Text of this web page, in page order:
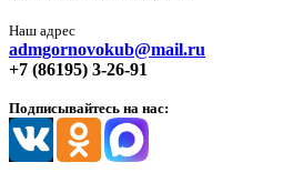
Наш адрес
admgornovokub@mail.ru
+7 (86195) 3-26-91
Подписывайтесь на нас: